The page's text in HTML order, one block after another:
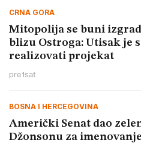
CRNA GORA
Mitopolija se buni
blizu Ostroga: Utisak je
realizovati projekat
pre1sat
BOSNA I HERCEGOVINA
Američki Senat dao
Džonsonu za